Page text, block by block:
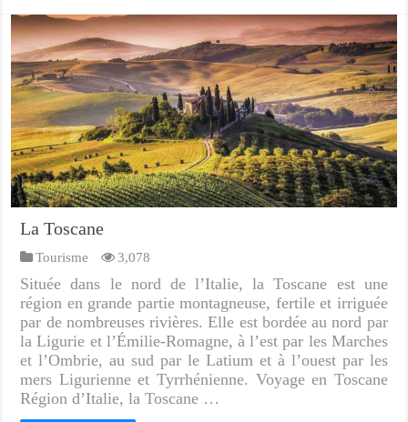
La Toscane
Tourisme 3,078
Située dans le nord de l’Italie, la Toscane est une
région en grande partie montagneuse, fertile et irriguée
par de nombreuses rivières. Elle est bordée au nord par
la Ligurie et l’Émilie-Romagne, à l’est par les Marches
et l’Ombrie, au sud par le Latium et à l’ouest par les
mers Ligurienne et Tyrrhénienne. Voyage en Toscane
Région d’Italie, la Toscane …